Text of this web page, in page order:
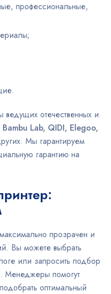
профессиональные,
ведущих отечественных и
Bambu Lab, QIDI, Elegoo,
Мы гарантируем
гарантию на
прозрачен и
Вы можете выбрать
или запросить подбор
Менеджеры помогут
оптимальный